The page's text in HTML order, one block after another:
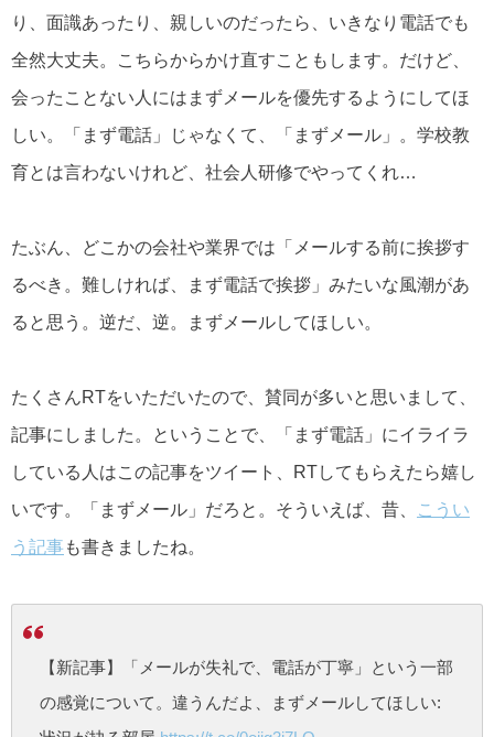
り、面識あったり、親しいのだったら、いきなり電話でも
全然大丈夫。こちらからかけ直すこともします。だけど、
会ったことない人にはまずメールを優先するようにしてほ
しい。「まず電話」じゃなくて、「まずメール」。学校教
育とは言わないけれど、社会人研修でやってくれ…
たぶん、どこかの会社や業界では「メールする前に挨拶す
るべき。難しければ、まず電話で挨拶」みたいな風潮があ
ると思う。逆だ、逆。まずメールしてほしい。
たくさんRTをいただいたので、賛同が多いと思いまして、
記事にしました。ということで、「まず電話」にイライラ
している人はこの記事をツイート、RTしてもらえたら嬉し
いです。「まずメール」だろと。そういえば、昔、
こうい
う記事も書きましたね。
【新記事】「メールが失礼で、電話が丁寧」という一部
の感覚について。違うんだよ、まずメールしてほしい: